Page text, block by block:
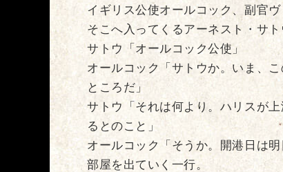
イギリス公使オールコック、副官
そこへ入ってくるアーネスト・サト
サトウ「オールコック公使」
オールコック「サトウか。いま、
ところだ」
サトウ「それは何より。ハリスが
るとのこと」
オールコック「そうか。開港日は
部屋を出ていく一行。